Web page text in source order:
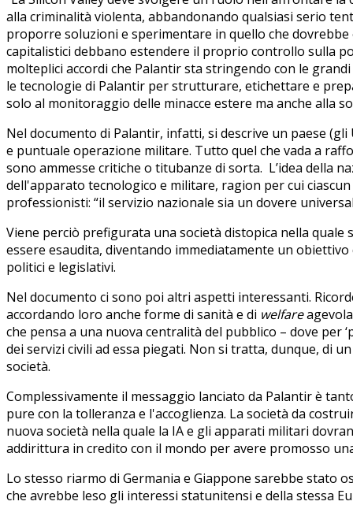
alla criminalità violenta, abbandonando qualsiasi serio
proporre soluzioni e sperimentare in quello che dovrebbe
capitalistici debbano estendere il proprio controllo sulla
molteplici accordi che Palantir sta stringendo con le
le tecnologie di Palantir per strutturare, etichettare e
solo al monitoraggio delle minacce estere ma anche alla
Nel documento di Palantir, infatti, si descrive un paese
e puntuale operazione militare. Tutto quel che vada a
sono ammesse critiche o titubanze di sorta. L’idea della
dell'apparato tecnologico e militare, ragion per cui
professionisti: “il servizio nazionale sia un dovere
Viene perciò prefigurata una società distopica nella
essere esaudita, diventando immediatamente un
politici e legislativi.
Nel documento ci sono poi altri aspetti interessanti.
accordando loro anche forme di sanità e di welfare
che pensa a una nuova centralità del pubblico – dove per
dei servizi civili ad essa piegati. Non si tratta, dunque, di
società.
Complessivamente il messaggio lanciato da Palantir è
pure con la tolleranza e l'accoglienza. La società da
nuova società nella quale la IA e gli apparati militari
addirittura in credito con il mondo per avere promosso
Lo stesso riarmo di Germania e Giappone sarebbe stato
che avrebbe leso gli interessi statunitensi e della stessa